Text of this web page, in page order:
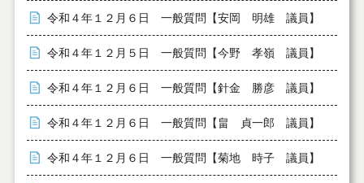
令和４年１２月６日 一般質問【安岡 明雄 議員】
令和４年１２月５日 一般質問【今野 孝嶺 議員】
令和４年１２月６日 一般質問【針金 勝彦 議員】
令和４年１２月６日 一般質問【畠 貞一郎 議員】
令和４年１２月６日 一般質問【菊地 時子 議員】